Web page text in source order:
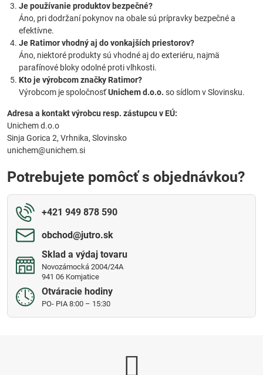
Je používanie produktov bezpečné?
Áno, pri dodržaní pokynov na obale sú prípravky bezpečné a
efektívne.
Je Ratimor vhodný aj do vonkajších priestorov?
Áno, niektoré produkty sú vhodné aj do exteriéru, najmä
parafínové bloky odolné proti vlhkosti.
Kto je výrobcom značky Ratimor?
Výrobcom je spoločnosťUnichem d.o.o. so sídlom v Slovinsku.
Adresa a kontakt výrobcu resp. zástupcu v EÚ:
Unichem d.o.o
Sinja Gorica 2, Vrhnika, Slovinsko
unichem@unichem.si
Potrebujete pomôcť s objednávkou?
+421 949 878 590
obchod​@jutro​.sk
Sklad a výdaj tovaru
Novozámocká 2004/24A
941 06 Komjatice
Otváracie hodiny
PO- PIA 8:00 – 15:30